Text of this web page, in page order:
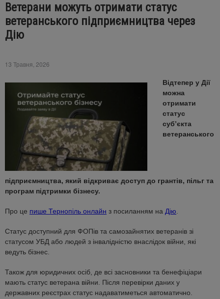
Ветерани можуть отримати статус
ветеранського підприємництва через
Дію
13 Травня, 2026
Відтепер у Дії
можна
отримати
статус
суб’єкта
ветеранського
підприємництва, який відкриває доступ до грантів, пільг та
програм підтримки бізнесу.
Про це пише Тернопіль онлайн з посиланням на Дію
Статус доступний для ФОПів та самозайнятих ветеранів зі
статусом УБД або людей з інвалідністю внаслідок війни, які
ведуть бізнес.
Також для юридичних осіб, де всі засновники та бенефіціари
мають статус ветерана війни. Після перевірки даних у
державних реєстрах статус надаватиметься автоматично.